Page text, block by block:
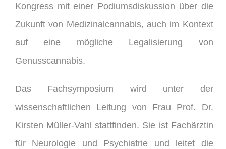
Kongress mit einer Podiumsdiskussion über die
Zukunft von Medizinalcannabis, auch im Kontext
auf eine mögliche Legalisierung von
Genusscannabis.
Das Fachsymposium wird unter der
wissenschaftlichen Leitung von Frau Prof. Dr.
Kirsten Müller-Vahl stattfinden. Sie ist Fachärztin
für Neurologie und Psychiatrie und leitet die